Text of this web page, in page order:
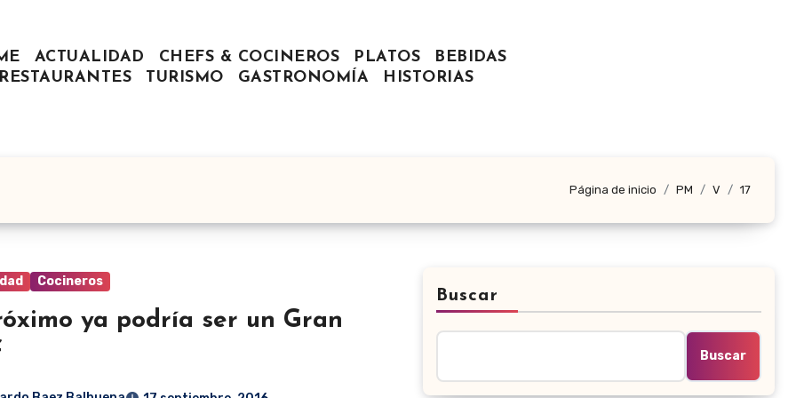
ACTUALIDAD CHEFS & COCINEROS PLATOS
BEBIDAS
RESTAURANTES
TURISMO GASTRONOMÍA HISTORIAS
Página de inicio PM V 17
Cocineros
ya podría ser un Gran
Buscar
Buscar